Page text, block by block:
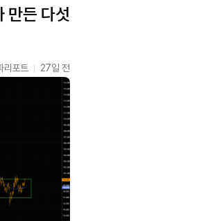
만든 다섯
리포트 27일 전